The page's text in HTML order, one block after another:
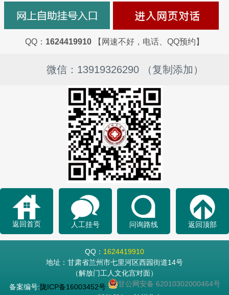
QQ： 1624419910 【网速不好，电话、QQ预约】
微信：13919326290 （复制添加）
返回首页 人工挂号 问询路线 返回顶部
QQ： 1624419910
地址：甘肃省兰州市七里河区西园街道14号
（解放门工人文化宫对面）
备案编号:陇ICP备16003452号
甘公网安备 62010302000464号